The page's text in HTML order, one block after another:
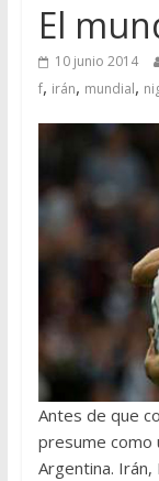
El
10 junio 2014
f, irán, mundial,
Antes de que
presume como
Argentina.